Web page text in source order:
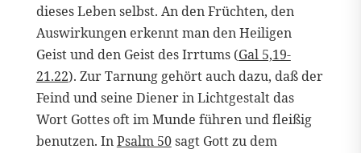
dieses Leben selbst. An den Früchten, den
Auswirkungen erkennt man den Heiligen
Geist und den Geist des Irrtums (Gal 5,19-
21.22). Zur Tarnung gehört auch dazu, daß der
Feind und seine Diener in Lichtgestalt das
Wort Gottes oft im Munde führen und fleißig
benutzen. InPsalm 50sagt Gott zu dem